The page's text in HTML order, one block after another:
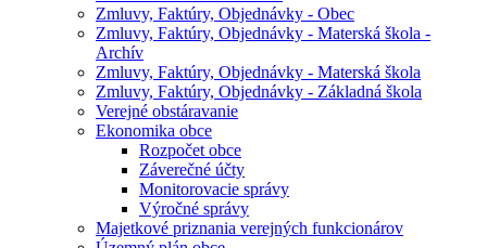
Zmluvy, Faktúry, Objednávky - Obec
Zmluvy, Faktúry, Objednávky - Materská škola -
Archív
Zmluvy, Faktúry, Objednávky - Materská škola
Zmluvy, Faktúry, Objednávky - Základná škola
Verejné obstáravanie
Ekonomika obce
Rozpočet obce
Záverečné účty
Monitorovacie správy
Výročné správy
Majetkové priznania verejných funkcionárov